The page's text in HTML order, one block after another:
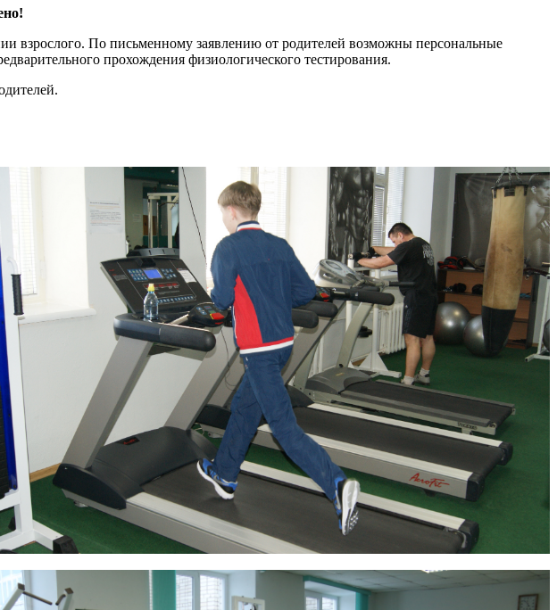
взрослого. По письменному заявлению от родителей возможны персональные
прохождения физиологического тестирования.